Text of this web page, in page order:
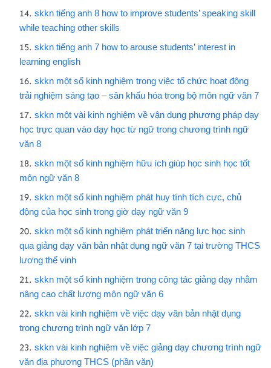
skkn tiếng anh 8 how to improve students’ speaking skill
while teaching other skills
skkn tiếng anh 7 how to arouse students’ interest in
learning english
skkn một số kinh nghiệm trong việc tổ chức hoạt động
trải nghiệm sáng tạo – sân khấu hóa trong bộ môn ngữ văn 7
skkn một vài kinh nghiệm về vận dụng phương pháp dạy
học trực quan vào dạy học từ ngữ trong chương trình ngữ
văn 8
skkn một số kinh nghiệm hữu ích giúp học sinh học tốt
môn ngữ văn 8
skkn một số kinh nghiệm phát huy tính tích cực, chủ
động của học sinh trong giờ dạy ngữ văn 9
skkn một số kinh nghiệm phát triển năng lực học sinh
qua giảng dạy văn bản nhật dụng ngữ văn 7 tại trường THCS
lương thế vinh
skkn một số kinh nghiệm trong công tác giảng dạy nhằm
nâng cao chất lượng môn ngữ văn 6
skkn vài kinh nghiệm về việc dạy văn bản nhật dụng
trong chương trình ngữ văn lớp 7
skkn vài kinh nghiệm về việc giảng dạy chương trình ngữ
văn địa phương THCS (phần văn)